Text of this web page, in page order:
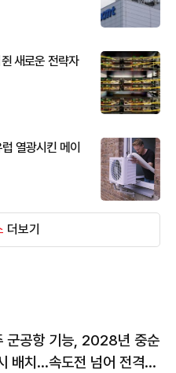
새로운 전략자
열광시킨 메이
더보기
군공항 기능, 2028년 중순
배치…속도전 넘어 전격